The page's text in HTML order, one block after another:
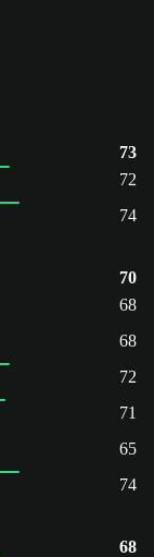
73
72
74
70
68
68
72
71
65
74
68